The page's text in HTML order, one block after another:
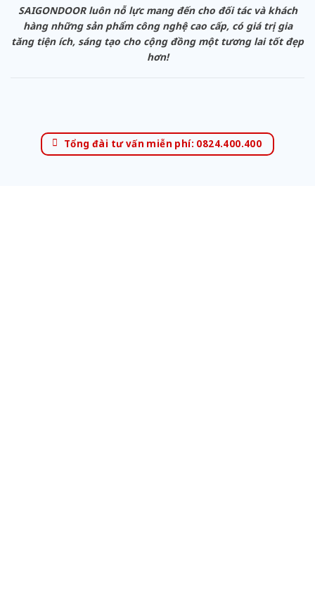
SAIGONDOOR luôn nỗ lực mang đến cho đối tác và khách
hàng những sản phẩm công nghệ cao cấp, có giá trị gia
tăng tiện ích, sáng tạo cho cộng đồng một tương lai tốt đẹp
hơn!
Tổng đài tư vấn miễn phí: 0824.400.400